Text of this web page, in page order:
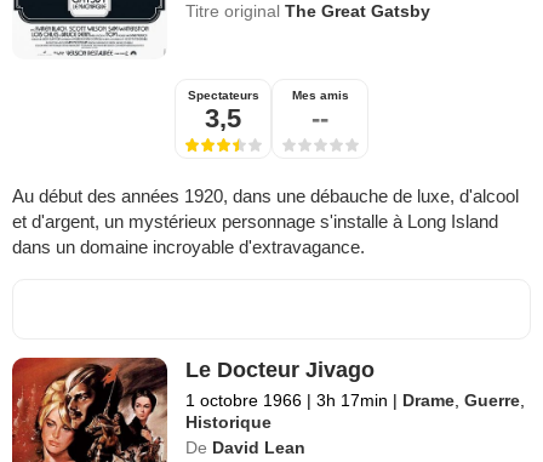
Titre originalThe Great Gatsby
Spectateurs
3,5
Mes amis
--
Au début des années 1920, dans une débauche de luxe, d'alcool
et d'argent, un mystérieux personnage s'installe à Long Island
dans un domaine incroyable d'extravagance.
Le Docteur Jivago
1 octobre 1966 | 3h 17min | Drame ,Guerre
Historique
De David Lean